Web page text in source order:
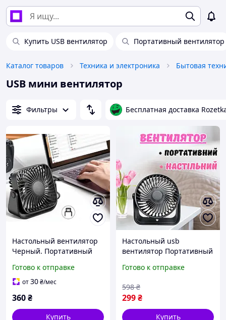
Купить USB вентилятор Портативный вентилятор
Каталог товаров Техника и электроника Бытовая
USB мини вентилятор
Фильтры Бесплатная доставка
Настольный вентилятор
Черный. Портативный
Готово к отправке
от30₴/мес
360₴
Купить
Настольный usb
вентилятор Портативный
Настольный вентилятор
вентилятор I&S
Готово к отправке
299₴
598 ₴
Купить